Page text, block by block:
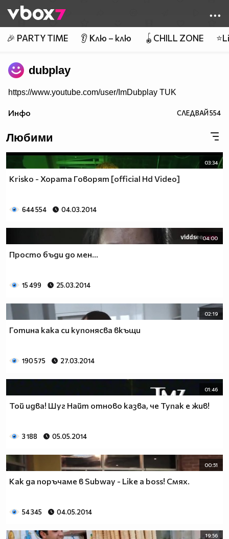
👾
🎉 PARTY TIME 👂 Клю – клю 🪀CHILL ZONE
dubplay
https://www.youtube.com/user/ImDubplay TUK
Инфо СЛЕДВАЙ554
Любими
03:34
Krisko - Хората Говорят [official Hd Video]
644 554 04.03.2014
04:00
Просто бъди до мен...
15 499 25.03.2014
02:19
Готина кака си купонясва вкъщи
190 575 27.03.2014
01:46
Той идва! Шуг Найт отново казва, че Тупак е жив!
3 188 05.05.2014
00:51
Как да поръчаме в Subway - Like a boss! Смях.
54 345 04.05.2014
19:56